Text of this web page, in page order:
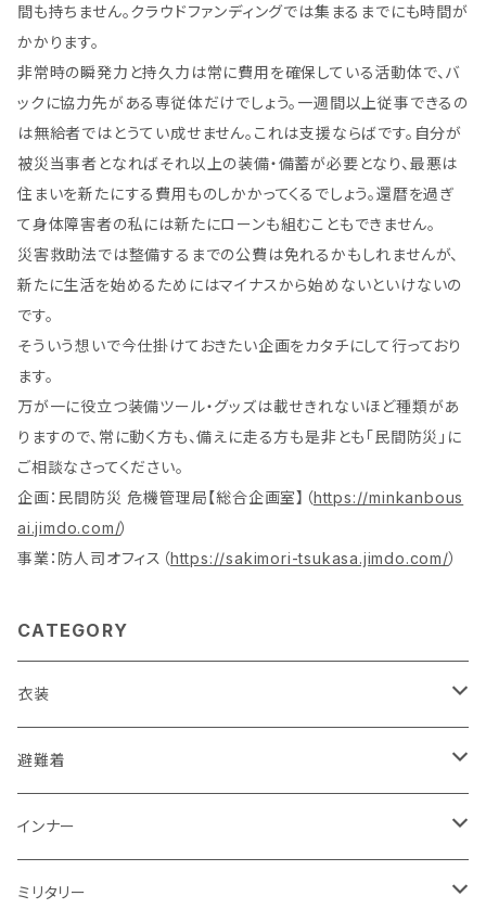
間も持ちません。クラウドファンディングでは集まるまでにも時間が
かかります。
非常時の瞬発力と持久力は常に費用を確保している活動体で、バ
ックに協力先がある専従体だけでしょう。一週間以上従事できるの
は無給者ではとうてい成せません。これは支援ならばです。自分が
被災当事者となればそれ以上の装備・備蓄が必要となり、最悪は
住まいを新たにする費用ものしかかってくるでしょう。還暦を過ぎ
て身体障害者の私には新たにローンも組むこともできません。
災害救助法では整備するまでの公費は免れるかもしれませんが、
新たに生活を始めるためにはマイナスから始めないといけないの
です。
そういう想いで今仕掛けておきたい企画をカタチにして行っており
ます。
万が一に役立つ装備ツール・グッズは載せきれないほど種類があ
りますので、常に動く方も、備えに走る方も是非とも「民間防災」に
ご相談なさってください。
企画：民間防災 危機管理局【総合企画室】（https://minkanbous
ai.jimdo.com/）
事業：防人司オフィス（https://sakimori-tsukasa.jimdo.com/）
CATEGORY
衣装
活動服（防災服）
ドライウエア
赤色系
レスキュー
POLICE・警察
避難着
レディス
ドライウエア
メンズ
インナー
レディス
ミリタリー